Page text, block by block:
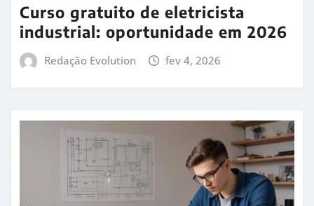
Curso gratuito de eletricista
industrial: oportunidade em 2026
Redação Evolution fev 4, 2026